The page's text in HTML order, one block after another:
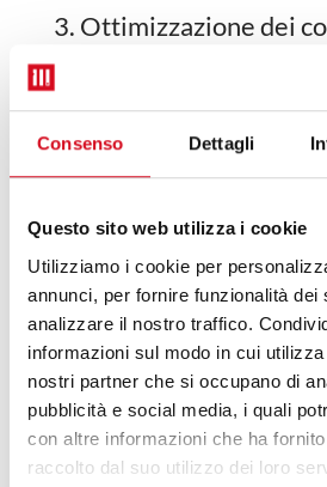
Consenso Dettagli
Questo sito web utilizza i cookie
Utilizziamo i cookie per
annunci, per fornire funzionalità dei
analizzare il nostro traffico.
informazioni sul modo in cui
nostri partner che si occupano di
pubblicità e social media, i quali
con altre informazioni che ha
raccolto dal suo utilizzo dei loro
3. Ottimizzazione dei
Progettiamo ambienti scalabili
particolare attenzione alla
risorse, automazione
delle esigenze reali delle
evitando sprechi e rendendo la
4. Un partner
La specializzazione certifica
practice ufficiali Microsofte
con i team tecnici di
contare su supporto